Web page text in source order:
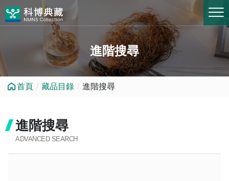
進階搜尋
首頁 藏品目錄 進階搜尋
進階搜尋
ADVANCED SEARCH